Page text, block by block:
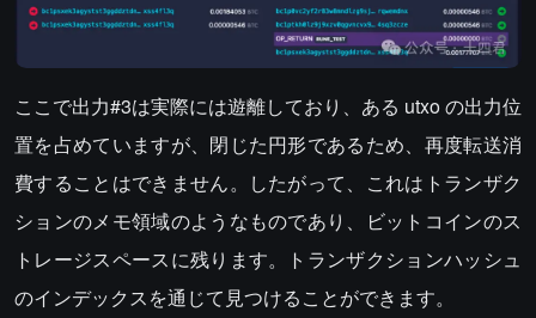
ここで出力#3は実際には遊離しており、ある utxo の出力位
置を占めていますが、閉じた円形であるため、再度転送消
費することはできません。したがって、これはトランザク
ションのメモ領域のようなものであり、ビットコインのス
トレージスペースに残ります。トランザクションハッシュ
のインデックスを通じて見つけることができます。